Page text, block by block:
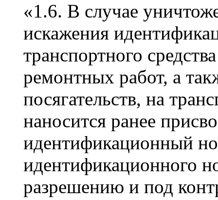
«1.6. В случае
искажения
транспортного
ремонтных работ, а
посягательств, на
наносится ранее
идентификационный
идентификационного
разрешению и под